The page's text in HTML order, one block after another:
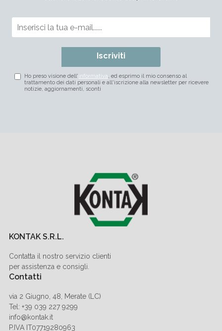
Iscriviti
Ho preso visione dell'informativa, ed esprimo il mio consenso al
trattamento dei dati personali e all'iscrizione alla newsletter per ricevere
notizie, aggiornamenti, sconti
KONTAK S.R.L.
Contatta il nostro servizio clienti
per assistenza e consigli.
Contatti
via 2 Giugno, 48, Merate (LC)
Tel: +39 039 227 9299
info@kontak.it
P.IVA IT07719280963